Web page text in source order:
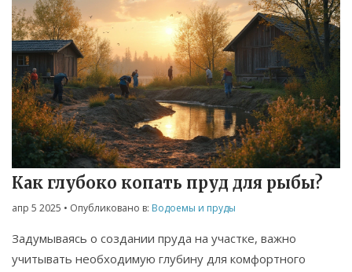
Как глубоко копать пруд для рыбы?
апр 5 2025 • Опубликовано в: Водоемы и пруды
Задумываясь о создании пруда на участке, важно
учитывать необходимую глубину для комфортного